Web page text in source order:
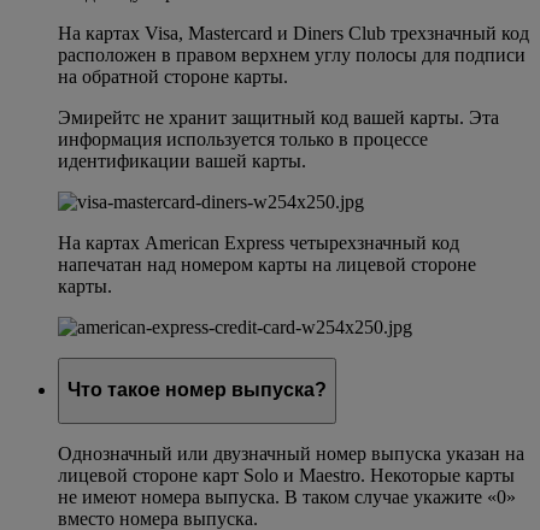
На картах Visa, Mastercard и Diners Club трехзначный код
расположен в правом верхнем углу полосы для подписи
на обратной стороне карты.
Эмирейтс не хранит защитный код вашей карты. Эта
информация используется только в процессе
идентификации вашей карты.
На картах American Express четырехзначный код
напечатан над номером карты на лицевой стороне
карты.
Что такое номер выпуска?
Однозначный или двузначный номер выпуска указан на
лицевой стороне карт Solo и Maestro. Некоторые карты
не имеют номера выпуска. В таком случае укажите «0»
вместо номера выпуска.